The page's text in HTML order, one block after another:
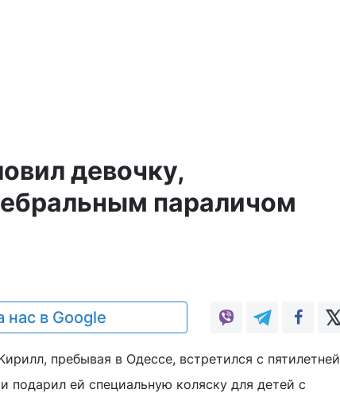
девочку,
параличом
нас в Google
пребывая в Одессе, встретился с пятилетней
ей специальную коляску для детей с